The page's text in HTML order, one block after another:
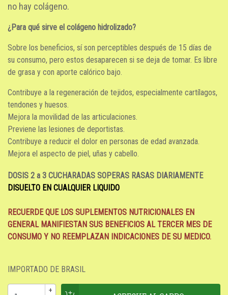
no hay colágeno.
¿Para qué sirve el colágeno hidrolizado?
Sobre los beneficios, sí son perceptibles después de 15 días de
su consumo, pero estos desaparecen si se deja de tomar. Es libre
de grasa y con aporte calórico bajo.
Contribuye a la regeneración de tejidos, especialmente cartílagos,
tendones y huesos.
Mejora la movilidad de las articulaciones.
Previene las lesiones de deportistas.
Contribuye a reducir el dolor en personas de edad avanzada.
Mejora el aspecto de piel, uñas y cabello.
DOSIS 2 a 3 CUCHARADAS SOPERAS RASAS DIARIAMENTE
DISUELTO EN CUALQUIER LIQUIDO
RECUERDE QUE LOS SUPLEMENTOS NUTRICIONALES EN
GENERAL MANIFIESTAN SUS BENEFICIOS AL TERCER MES DE
CONSUMO Y NO REEMPLAZAN INDICACIONES DE SU MEDICO.
IMPORTADO DE BRASIL
+